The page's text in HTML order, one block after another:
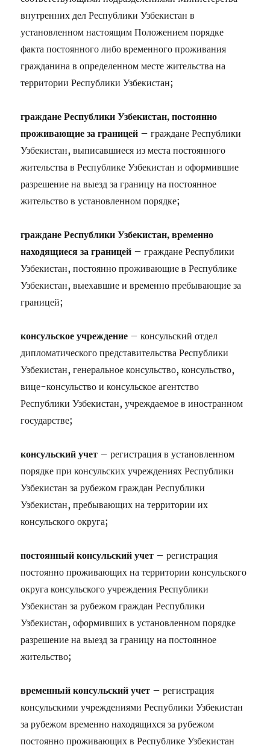
внутренних дел Республики Узбекистан в
установленном настоящим Положением порядке
факта постоянного либо временного проживания
гражданина в определенном месте жительства на
территории Республики Узбекистан;
граждане Республики Узбекистан, постоянно
проживающие за границей – граждане Республики
Узбекистан, выписавшиеся из места постоянного
жительства в Республике Узбекистан и оформившие
разрешение на выезд за границу на постоянное
жительство в установленном порядке;
граждане Республики Узбекистан, временно
находящиеся за границей – граждане Республики
Узбекистан, постоянно проживающие в Республике
Узбекистан, выехавшие и временно пребывающие за
границей;
консульское учреждение – консульский отдел
дипломатического представительства Республики
Узбекистан, генеральное консульство, консульство,
вице-консульство и консульское агентство
Республики Узбекистан, учреждаемое в иностранном
государстве;
консульский учет – регистрация в установленном
порядке при консульских учреждениях Республики
Узбекистан за рубежом граждан Республики
Узбекистан, пребывающих на территории их
консульского округа;
постоянный консульский учет – регистрация
постоянно проживающих на территории консульского
округа консульского учреждения Республики
Узбекистан за рубежом граждан Республики
Узбекистан, оформивших в установленном порядке
разрешение на выезд за границу на постоянное
жительство;
временный консульский учет – регистрация
консульскими учреждениями Республики Узбекистан
за рубежом временно находящихся за рубежом
постоянно проживающих в Республике Узбекистан